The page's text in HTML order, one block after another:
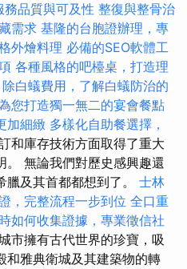
品質與可及性 整復與整骨治
需求 基隆的台胞證辦理，專
外燴料理 必備的SEO軟體工
各種風格的吧檯桌，打造理
除白蟻費用，了解白蟻防治的
您打造獨一無二的宴會餐點
加細緻 多樣化自助餐選擇，
和庫存技術方面取得了重大
。 無論我們對歷史感興趣還
及其首都都想到了。 士林
，完整流程一步到位 全口重
如何收集證據，專業徵信社
市擁有古代世界的珍寶，吸
和雅典衛城及其建築物的轉